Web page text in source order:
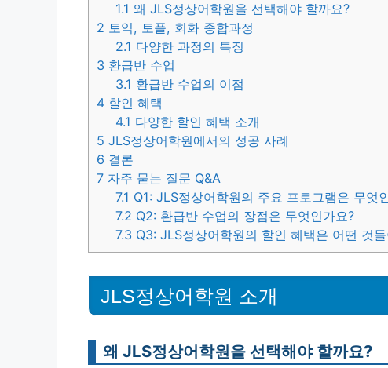
1.1 왜 JLS정상어학원을 선택해야 할까요?
2 토익, 토플, 회화 종합과정
2.1 다양한 과정의 특징
3 환급반 수업
3.1 환급반 수업의 이점
4 할인 혜택
4.1 다양한 할인 혜택 소개
5 JLS정상어학원에서의 성공 사례
6 결론
7 자주 묻는 질문 Q&A
7.1 Q1: JLS정상어학원의 주요 프로그램은 무엇
7.2 Q2: 환급반 수업의 장점은 무엇인가요?
7.3 Q3: JLS정상어학원의 할인 혜택은 어떤 것
JLS정상어학원 소개
왜 JLS정상어학원을 선택해야 할까요?